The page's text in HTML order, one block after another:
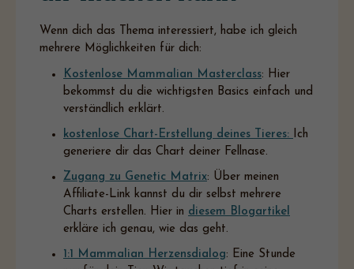
Wenn dich das Thema interessiert, habe ich gleich
mehrere Möglichkeiten für dich:
Kostenlose Mammalian Masterclass: Hier
bekommst du die wichtigsten Basics einfach und
verständlich erklärt.
kostenlose Chart-Erstellung deines Tieres:
Ich
generiere dir das Chart deiner Fellnase.
Zugang zu Genetic Matrix: Über meinen
Affiliate-Link kannst du dir selbst mehrere
Charts erstellen. Hier in diesem Blogartikel
erkläre ich genau, wie das geht.
1:1 Mammalian Herzensdialog: Eine Stunde